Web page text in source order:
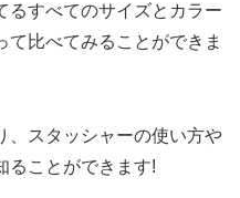
るすべてのサイズとカラー
て比べてみることができま
、スタッシャーの使い方や
ることができます!